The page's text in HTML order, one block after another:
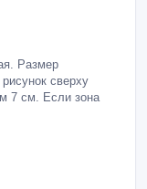
Размер
сверху
7 см. Если зона